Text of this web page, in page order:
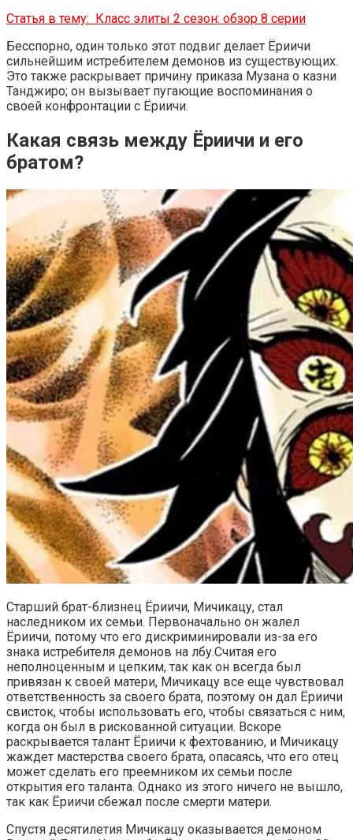
Статья в тему:
Класс элиты 2 сезон: обзор 8 серии
Бесспорно, один только этот подвиг делает Ёриичи
сильнейшим истребителем демонов из существующих.
Это также раскрывает причину приказа Музана о казни
Танджиро; он вызывает пугающие воспоминания о
своей конфронтации с Ёриичи.
Какая связь между Ёриичи и его
братом?
Старший брат-близнец Ёриичи, Мичикацу, стал
наследником их семьи. Первоначально он жалел
Ёриичи, потому что его дискриминировали из-за его
знака истребителя демонов на лбу.Считая его
неполноценным и цепким, так как он всегда был
привязан к своей матери, Мичикацу все еще чувствовал
ответственность за своего брата, поэтому он дал Ёриичи
свисток, чтобы использовать его, чтобы связаться с ним,
когда он был в рискованной ситуации. Вскоре
раскрывается талант Ёриичи к фехтованию, и Мичикацу
жаждет мастерства своего брата, опасаясь, что его отец
может сделать его преемником их семьи после
открытия его таланта. Однако из этого ничего не вышло,
так как Ёриичи сбежал после смерти матери.
Спустя десятилетия Мичикацу оказывается демоном